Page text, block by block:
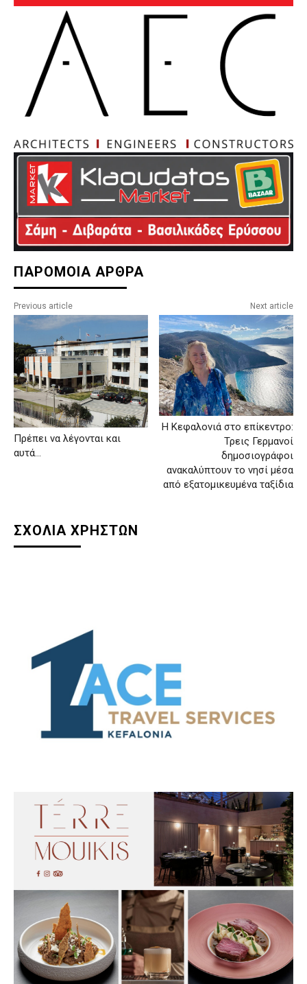
ΠΑΡΟΜΟΙΑ ΑΡΘΡΑ
Previous article
Πρέπει να λέγονται και
αυτά…
Next article
Η Κεφαλονιά στο επίκεντρο:
Τρεις Γερμανοί
δημοσιογράφοι
ανακαλύπτουν το νησί μέσα
από εξατομικευμένα ταξίδια
ΣΧΟΛΙΑ ΧΡΗΣΤΩΝ